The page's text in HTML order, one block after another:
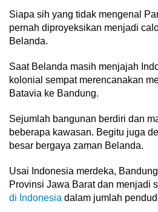
Siapa sih yang tidak mengenal
pernah diproyeksikan menjadi
Belanda.
Saat Belanda masih menjajah
kolonial sempat merencanakan
Batavia ke Bandung.
Sejumlah bangunan berdiri dan
beberapa kawasan. Begitu juga
besar bergaya zaman Belanda.
Usai Indonesia merdeka,
Provinsi Jawa Barat dan menjadi
di Indonesia dalam jumlah